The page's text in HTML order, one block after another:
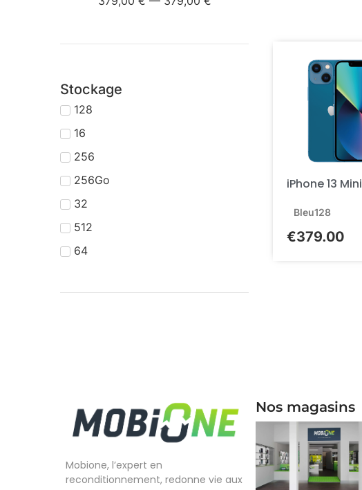
Stockage
128
16
256
256Go
32
512
64
iPhone 13 Mini
Bleu128
€379.00
Mobione, l’expert en
reconditionnement, redonne vie aux
Nos magasins